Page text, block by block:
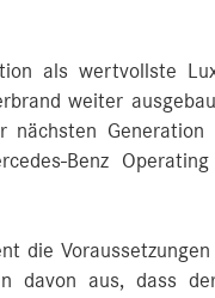
als wertvollste
weiter
Generation
Benz
die
davon aus, dass